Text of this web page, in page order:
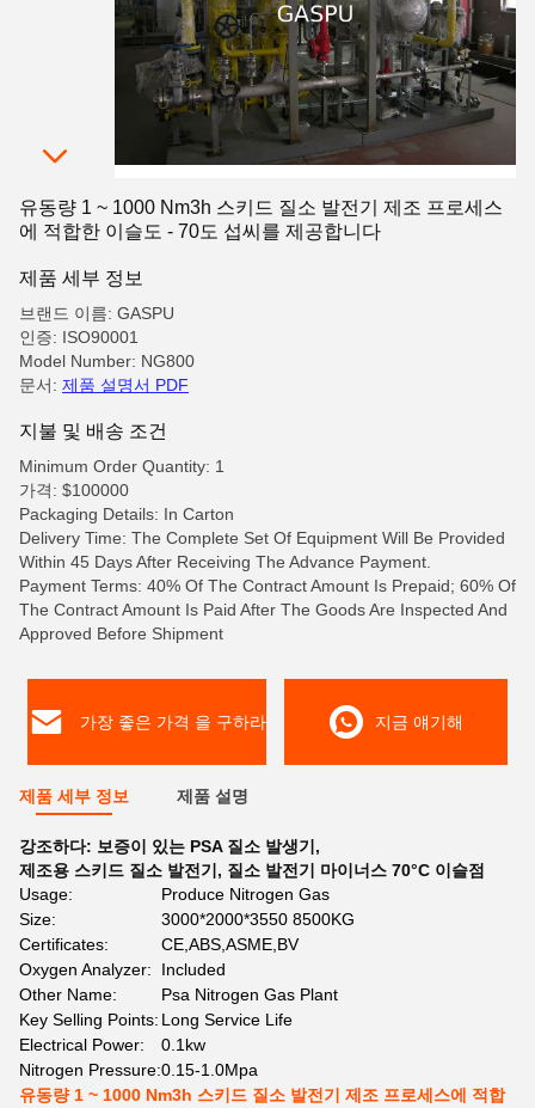
유동량 1 ~ 1000 Nm3h 스키드 질소 발전기 제조 프로세스
에 적합한 이슬도 - 70도 섭씨를 제공합니다
제품 세부 정보
브랜드 이름: GASPU
인증: ISO90001
Model Number: NG800
문서: 제품 설명서 PDF
지불 및 배송 조건
Minimum Order Quantity: 1
가격: $100000
Packaging Details: In Carton
Delivery Time: The Complete Set Of Equipment Will Be Provided
Within 45 Days After Receiving The Advance Payment.
Payment Terms: 40% Of The Contract Amount Is Prepaid; 60% Of
The Contract Amount Is Paid After The Goods Are Inspected And
Approved Before Shipment
가장 좋은 가격 을 구하라 지금 얘기해
제품 세부 정보 제품 설명
강조하다: 보증이 있는 PSA 질소 발생기 ,
제조용 스키드 질소 발전기 , 질소 발전기 마이너스 70°C 이슬점
Usage:
Produce Nitrogen Gas
Size:
3000*2000*3550 8500KG
Certificates:
CE,ABS,ASME,BV
Oxygen Analyzer:
Included
Other Name:
Psa Nitrogen Gas Plant
Key Selling Points: Long Service Life
Electrical Power:
0.1kw
Nitrogen Pressure:0.15-1.0Mpa
유동량 1 ~ 1000 Nm3h 스키드 질소 발전기 제조 프로세스에 적합